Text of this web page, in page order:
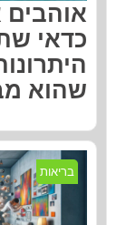
כדאי
שהוא
בריאות